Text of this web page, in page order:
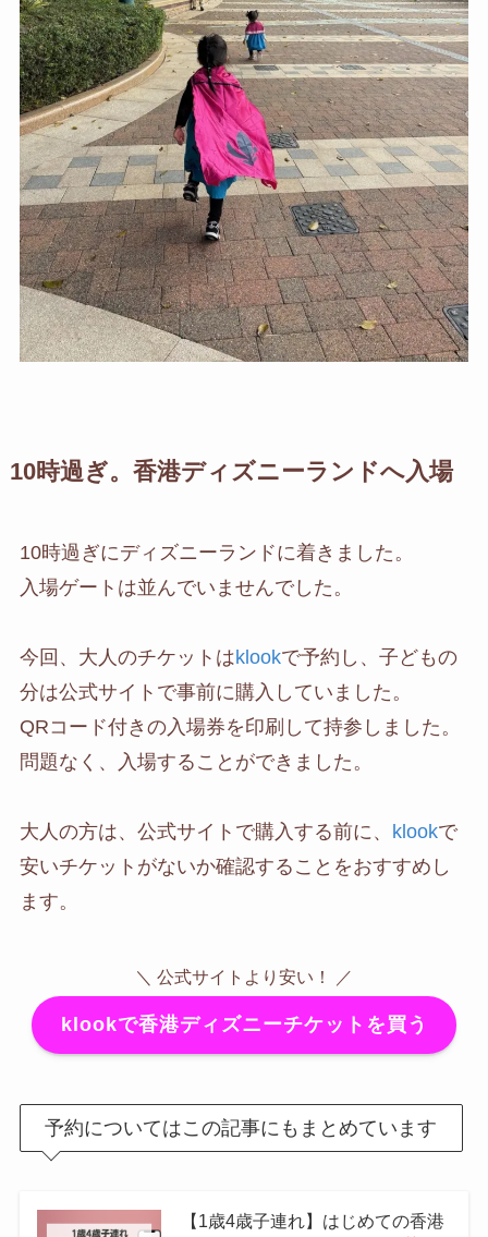
10時過ぎ。香港ディズニーランドへ入場
10時過ぎにディズニーランドに着きました。
入場ゲートは並んでいませんでした。
今回、大人のチケットはklookで予約し、子どもの
分は公式サイトで事前に購入していました。
QRコード付きの入場券を印刷して持参しました。
問題なく、入場することができました。
大人の方は、公式サイトで購入する前に、 klookで
安いチケットがないか確認することをおすすめし
ます。
＼ 公式サイトより安い！ ／
klookで香港ディズニーチケットを買う
予約についてはこの記事にもまとめています
【1歳4歳子連れ】はじめての香港